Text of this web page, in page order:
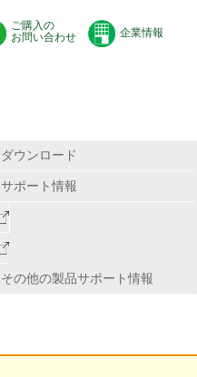
ご購入の
お問い合わせ
企業情報
ダウンロード
サポート情報
その他の製品サポート情報